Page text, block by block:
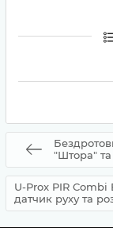
"Штора" та
U-Prox PIR
датчик руху та